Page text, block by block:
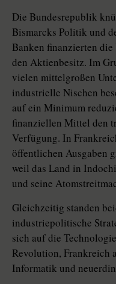
Die Bundesrepublik
Bismarcks Politik und
Banken finanzierten
den Aktienbesitz. Im
vielen mittelgroßen
industrielle Nischen
auf ein Minimum
finanziellen Mittel den
Verfügung. In
öffentlichen Ausgaben
weil das Land in
und seine
Gleichzeitig standen
industriepolitische
sich auf die
Revolution, Frankreich
Informatik und